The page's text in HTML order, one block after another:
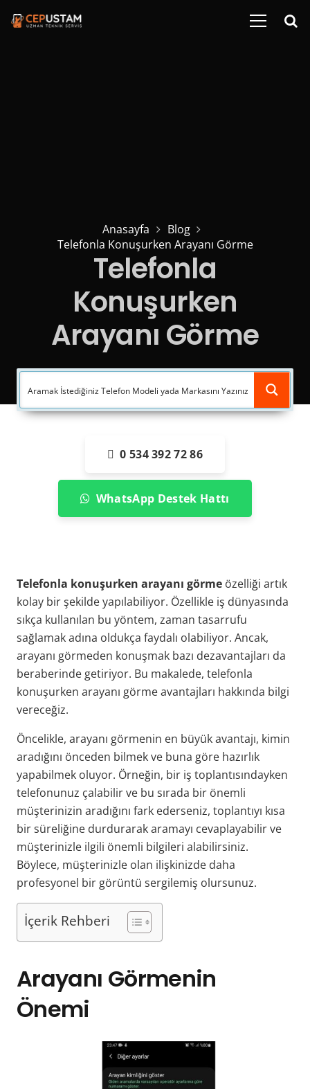
Anasayfa
Blog
Telefonla Konuşurken Arayanı Görme
Telefonla
Konuşurken
Arayanı Görme
0 534 392 72 86
WhatsApp Destek Hattı
Telefonla konuşurken arayanı görme özelliği artık
kolay bir şekilde yapılabiliyor. Özellikle iş dünyasında
sıkça kullanılan bu yöntem, zaman tasarrufu
sağlamak adına oldukça faydalı olabiliyor. Ancak,
arayanı görmeden konuşmak bazı dezavantajları da
beraberinde getiriyor. Bu makalede, telefonla
konuşurken arayanı görme avantajları hakkında bilgi
vereceğiz.
Öncelikle, arayanı görmenin en büyük avantajı, kimin
aradığını önceden bilmek ve buna göre hazırlık
yapabilmek oluyor. Örneğin, bir iş toplantısındayken
telefonunuz çalabilir ve bu sırada bir önemli
müşterinizin aradığını fark ederseniz, toplantıyı kısa
bir süreliğine durdurarak aramayı cevaplayabilir ve
müşterinizle ilgili önemli bilgileri alabilirsiniz.
Böylece, müşterinizle olan ilişkinizde daha
profesyonel bir görüntü sergilemiş olursunuz.
İçerik Rehberi
Arayanı Görmenin
Önemi